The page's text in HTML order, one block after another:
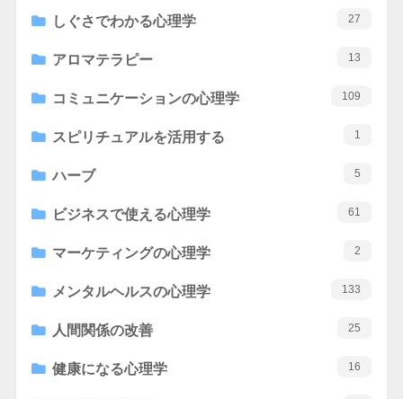
しぐさでわかる心理学 27
アロマテラピー 13
コミュニケーションの心理学 109
スピリチュアルを活用する 1
ハーブ 5
ビジネスで使える心理学 61
マーケティングの心理学 2
メンタルヘルスの心理学 133
人間関係の改善 25
健康になる心理学 16